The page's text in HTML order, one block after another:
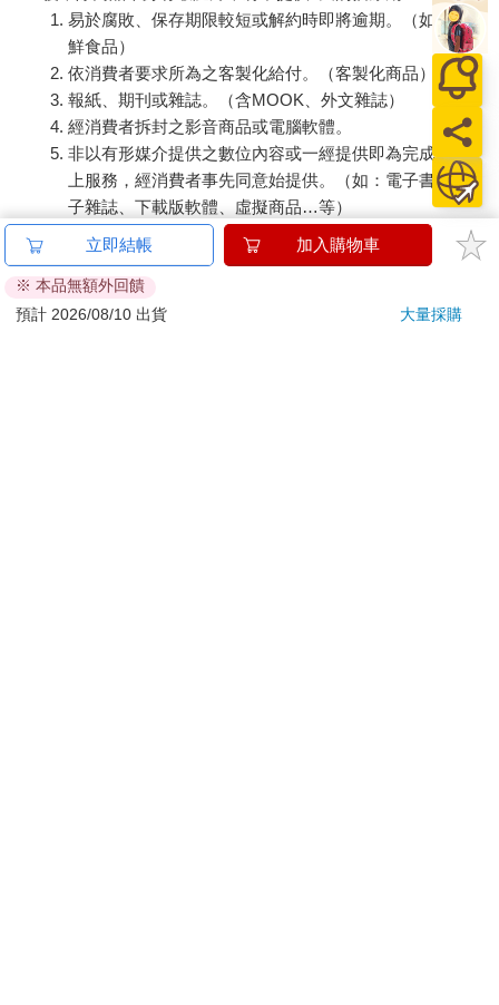
易於腐敗、保存期限較短或解約時即將逾期。（如：生
鮮食品）
依消費者要求所為之客製化給付。（客製化商品）
報紙、期刊或雜誌。（含MOOK、外文雜誌）
經消費者拆封之影音商品或電腦軟體。
非以有形媒介提供之數位內容或一經提供即為完成之線
上服務，經消費者事先同意始提供。（如：電子書、電
子雜誌、下載版軟體、虛擬商品…等）
已拆封之個人衛生用品。（如：內衣褲、刮鬍刀、除毛
若非上列種類商品，均享有到貨7天的猶豫期（含例假
日）。
立即結帳 加入購物車
※ 本品無額外回饋
預計 2026/08/10 出貨
大量採購